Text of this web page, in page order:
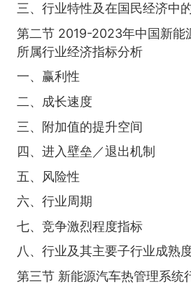
三、行业特性及在国民经济中
第二节 2019-2023年中国新能
所属行业经济指标分析
一、赢利性
二、成长速度
三、附加值的提升空间
四、进入壁垒／退出机制
五、风险性
六、行业周期
七、竞争激烈程度指标
八、行业及其主要子行业成熟
第三节 新能源汽车热管理系统